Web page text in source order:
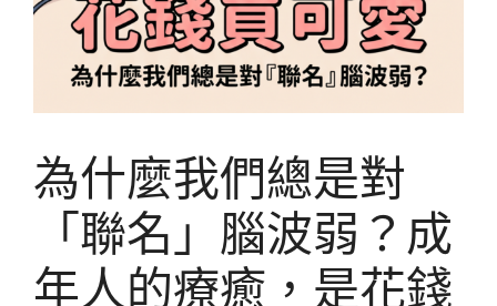
為什麼我們總是對
「聯名」腦波弱？成
年人的療癒，是花錢